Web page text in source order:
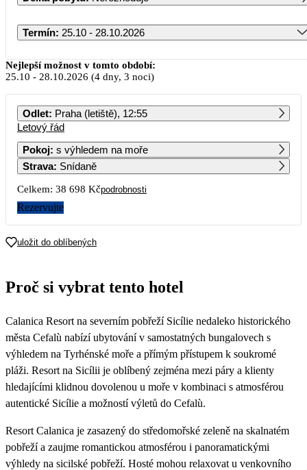
Termín: 25.10 - 28.10.2026
Říjen 2026
PO ÚT ST ČT PÁ SO NE
5
12
19
25 479 25 039 26 479 23 469
Nejlepší možnost v tomto období:
25.10 - 28.10.2026 (4 dny, 3 noci)
Odlet: Praha (letiště), 12:55
Letový řád
Pokoj: s výhledem na moře
Strava: Snídaně
Celkem: 38 698 Kčpodrobnosti
Rezervujte
uložit do oblíbených
Proč si vybrat tento hotel
Calanica Resort na severním pobřeží Sicílie nedaleko historického
města Cefalù nabízí ubytování v samostatných bungalovech s
výhledem na Tyrhénské moře a přímým přístupem k soukromé
pláži. Resort na Sicílii je oblíbený zejména mezi páry a klienty
hledajícími klidnou dovolenou u moře v kombinaci s atmosférou
autentické Sicílie a možností výletů do Cefalù.
Resort Calanica je zasazený do středomořské zeleně na skalnatém
pobřeží a zaujme romantickou atmosférou i panoramatickými
výhledy na sicilské pobřeží. Hosté mohou relaxovat u venkovního